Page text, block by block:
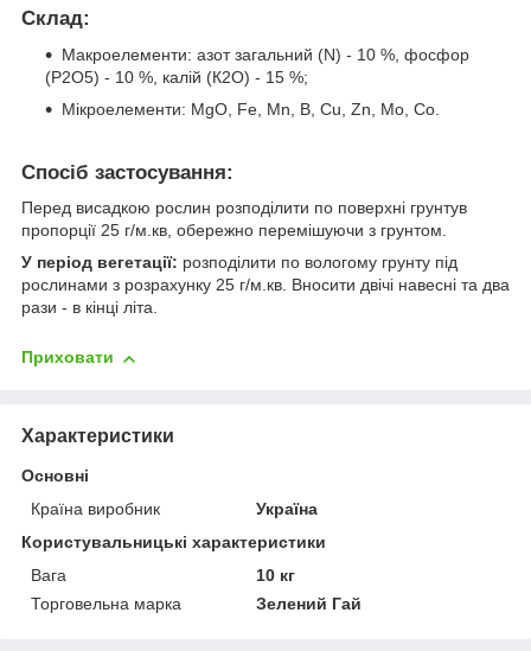
Склад:
Макроелементи: азот загальний (N) - 10 %, фосфор
(Р2О5) - 10 %, калій (К2О) - 15 %;
Мікроелементи: MgO, Fe, Mn, B, Cu, Zn, Mo, Co.
Спосіб застосування:
Перед висадкою рослин розподілити по поверхні грунтув
пропорції 25 г/м.кв, обережно перемішуючи з грунтом.
У період вегетації: розподілити по вологому грунту під
рослинами з розрахунку 25 г/м.кв. Вносити двічі навесні та два
рази - в кінці літа.
Приховати
Характеристики
Основні
Країна виробник
Україна
Користувальницькі характеристики
Вага
10 кг
Торговельна марка
Зелений Гай